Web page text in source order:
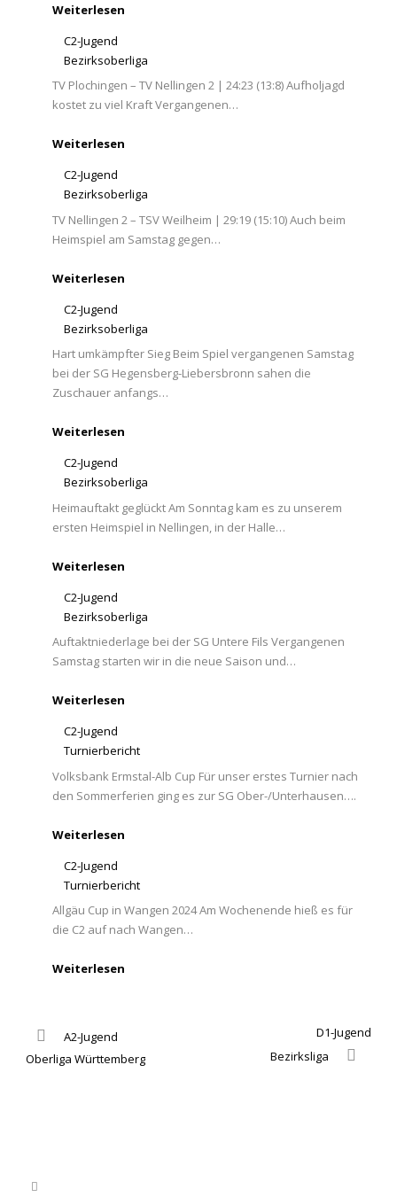
Weiterlesen
C2-Jugend
Bezirksoberliga
TV Plochingen – TV Nellingen 2 | 24:23 (13:8) Aufholjagd
kostet zu viel Kraft Vergangenen…
Weiterlesen
C2-Jugend
Bezirksoberliga
TV Nellingen 2 – TSV Weilheim | 29:19 (15:10) Auch beim
Heimspiel am Samstag gegen…
Weiterlesen
C2-Jugend
Bezirksoberliga
Hart umkämpfter Sieg Beim Spiel vergangenen Samstag
bei der SG Hegensberg-Liebersbronn sahen die
Zuschauer anfangs…
Weiterlesen
C2-Jugend
Bezirksoberliga
Heimauftakt geglückt Am Sonntag kam es zu unserem
ersten Heimspiel in Nellingen, in der Halle…
Weiterlesen
C2-Jugend
Bezirksoberliga
Auftaktniederlage bei der SG Untere Fils Vergangenen
Samstag starten wir in die neue Saison und…
Weiterlesen
C2-Jugend
Turnierbericht
Volksbank Ermstal-Alb Cup Für unser erstes Turnier nach
den Sommerferien ging es zur SG Ober-/Unterhausen….
Weiterlesen
C2-Jugend
Turnierbericht
Allgäu Cup in Wangen 2024 Am Wochenende hieß es für
die C2 auf nach Wangen…
Weiterlesen
A2-Jugend
Oberliga Württemberg
D1-Jugend
Bezirksliga